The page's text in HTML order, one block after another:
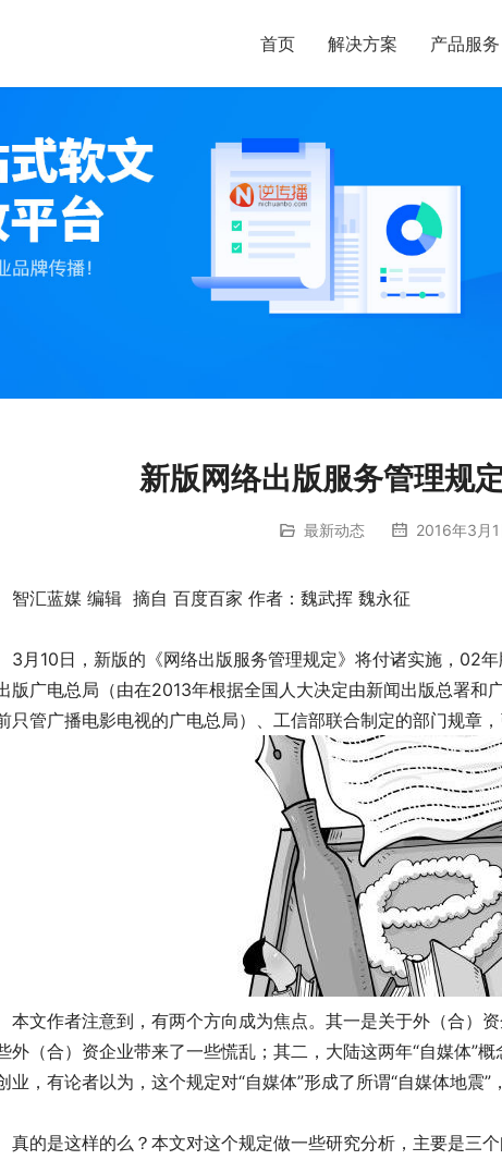
首页 解决方案 产品服务
新版网络出版服务管理规
最新动态 2016年3月
汇蓝媒 编辑 摘自 百度百家 作者：魏武挥 魏永征
10日，新版的《网络出版服务管理规定》将付诸实施，02年
版广电总局（由在2013年根据全国人大决定由新闻出版总署和
只管广播电影电视的广电总局）、工信部联合制定的部门规章，
文作者注意到，有两个方向成为焦点。其一是关于外（合）
外（合）资企业带来了一些慌乱；其二，大陆这两年“自媒体”
业，有论者以为，这个规定对“自媒体”形成了所谓“自媒体地震”
的是这样的么？本文对这个规定做一些研究分析，主要是三个